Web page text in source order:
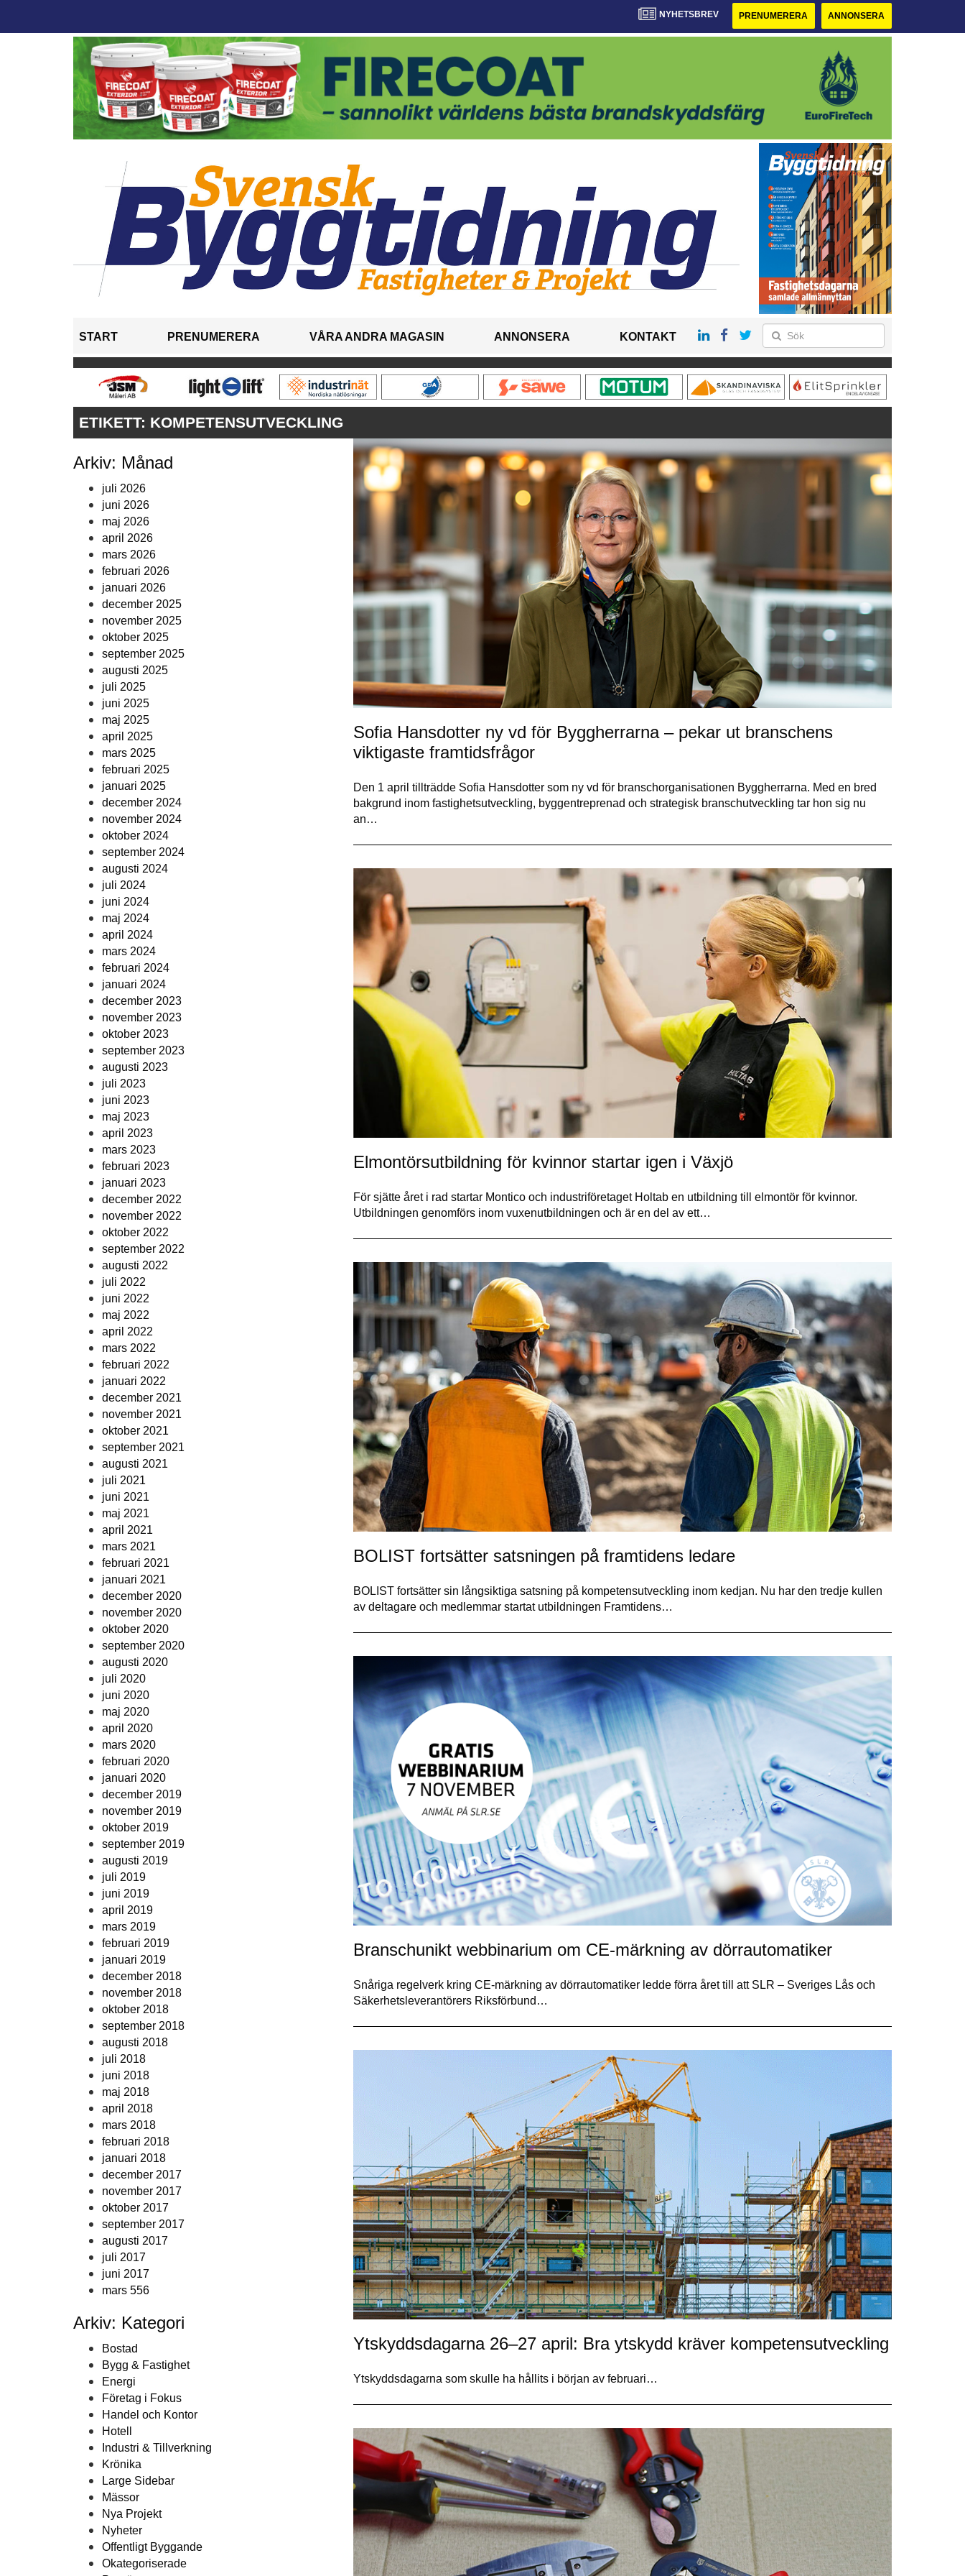
NYHETSBREV PRENUMERERA ANNONSERA
START PRENUMERERA VÅRA ANDRA MAGASIN ANNONSERA KONTAKT
ETIKETT: KOMPETENSUTVECKLING
Arkiv: Månad
juli 2026
juni 2026
maj 2026
april 2026
mars 2026
februari 2026
januari 2026
december 2025
november 2025
oktober 2025
september 2025
augusti 2025
juli 2025
juni 2025
maj 2025
april 2025
mars 2025
februari 2025
januari 2025
december 2024
november 2024
oktober 2024
september 2024
augusti 2024
juli 2024
juni 2024
maj 2024
april 2024
mars 2024
februari 2024
januari 2024
december 2023
november 2023
oktober 2023
september 2023
augusti 2023
juli 2023
juni 2023
maj 2023
april 2023
mars 2023
februari 2023
januari 2023
december 2022
november 2022
oktober 2022
september 2022
augusti 2022
juli 2022
juni 2022
maj 2022
april 2022
mars 2022
februari 2022
januari 2022
december 2021
november 2021
oktober 2021
september 2021
augusti 2021
juli 2021
juni 2021
maj 2021
april 2021
mars 2021
februari 2021
januari 2021
december 2020
november 2020
oktober 2020
september 2020
augusti 2020
juli 2020
juni 2020
maj 2020
april 2020
mars 2020
februari 2020
januari 2020
december 2019
november 2019
oktober 2019
september 2019
augusti 2019
juli 2019
juni 2019
april 2019
mars 2019
februari 2019
januari 2019
december 2018
november 2018
oktober 2018
september 2018
augusti 2018
juli 2018
juni 2018
maj 2018
april 2018
mars 2018
februari 2018
januari 2018
december 2017
november 2017
oktober 2017
september 2017
augusti 2017
juli 2017
juni 2017
mars 556
Arkiv: Kategori
Bostad
Bygg & Fastighet
Energi
Företag i Fokus
Handel och Kontor
Hotell
Industri & Tillverkning
Krönika
Large Sidebar
Mässor
Nya Projekt
Nyheter
Offentligt Byggande
Okategoriserade
Sofia Hansdotter ny vd för Byggherrarna – pekar ut branschens
viktigaste framtidsfrågor
Den 1 april tillträdde Sofia Hansdotter som ny vd för branschorganisationen Byggherrarna. Med en bred
bakgrund inom fastighetsutveckling, byggentreprenad och strategisk branschutveckling tar hon sig nu
an…
Elmontörsutbildning för kvinnor startar igen i Växjö
För sjätte året i rad startar Montico och industriföretaget Holtab en utbildning till elmontör för kvinnor.
Utbildningen genomförs inom vuxenutbildningen och är en del av ett…
BOLIST fortsätter satsningen på framtidens ledare
BOLIST fortsätter sin långsiktiga satsning på kompetensutveckling inom kedjan. Nu har den tredje kullen
av deltagare och medlemmar startat utbildningen Framtidens…
Branschunikt webbinarium om CE-märkning av dörrautomatiker
Snåriga regelverk kring CE-märkning av dörrautomatiker ledde förra året till att SLR – Sveriges Lås och
Säkerhetsleverantörers Riksförbund…
Ytskyddsdagarna 26–27 april: Bra ytskydd kräver kompetensutveckling
Ytskyddsdagarna som skulle ha hållits i början av februari…